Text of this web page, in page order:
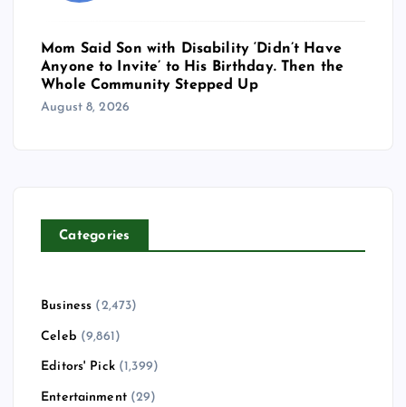
Mom Said Son with Disability ‘Didn’t Have
Anyone to Invite’ to His Birthday. Then the
Whole Community Stepped Up
August 8, 2026
Categories
Business (2,473)
Celeb (9,861)
Editors' Pick(1,399)
Entertainment(29)